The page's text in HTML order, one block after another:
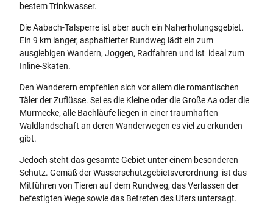
bestem Trinkwasser.
Die Aabach-Talsperre ist aber auch ein Naherholungsgebiet.
Ein 9 km langer, asphaltierter Rundweg lädt ein zum
ausgiebigen Wandern, Joggen, Radfahren und ist ideal zum
Inline-Skaten.
Den Wanderern empfehlen sich vor allem die romantischen
Täler der Zuflüsse. Sei es die Kleine oder die Große Aa oder die
Murmecke, alle Bachläufe liegen in einer traumhaften
Waldlandschaft an deren Wanderwegen es viel zu erkunden
gibt.
Jedoch steht das gesamte Gebiet unter einem besonderen
Schutz. Gemäß der Wasserschutzgebietsverordnung ist das
Mitführen von Tieren auf dem Rundweg, das Verlassen der
befestigten Wege sowie das Betreten des Ufers untersagt.